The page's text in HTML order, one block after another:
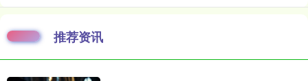
推荐资讯